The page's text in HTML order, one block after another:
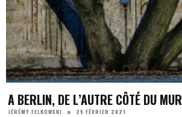
A BERLIN, DE L’AUTRE CÔTÉ DU MUR
JÉRÉMY FELKOWSKI 25 FÉVRIER 2021